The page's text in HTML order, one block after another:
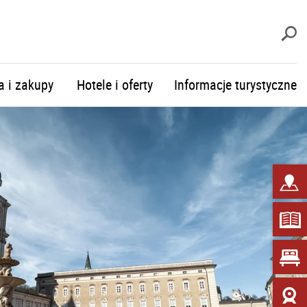
i zakupy Hotele i oferty Informacje turystyczne